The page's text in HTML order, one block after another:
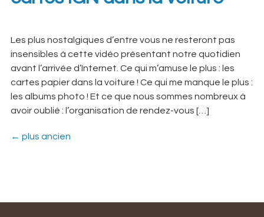
Les plus nostalgiques d’entre vous ne resteront pas
insensibles à cette vidéo présentant notre quotidien
avant l’arrivée d’Internet. Ce qui m’amuse le plus : les
cartes papier dans la voiture ! Ce qui me manque le plus :
les albums photo ! Et ce que nous sommes nombreux à
avoir oublié : l’organisation de rendez-vous […]
← plus ancien